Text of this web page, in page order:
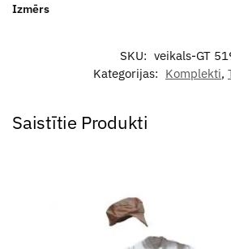
Izmērs
SKU: veikals-GT
Kategorijas: Komplekti,
Saistītie Produkti